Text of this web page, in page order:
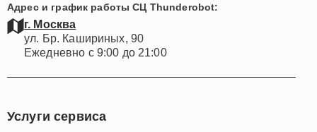
Адрес и график работы СЦ Thunderobot:
г. Москва
ул. Бр. Кашириных, 90
Ежедневно с 9:00 до 21:00
Услуги сервиса